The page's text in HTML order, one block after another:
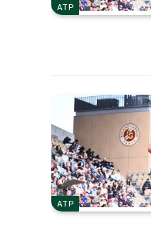
ATP
ATP